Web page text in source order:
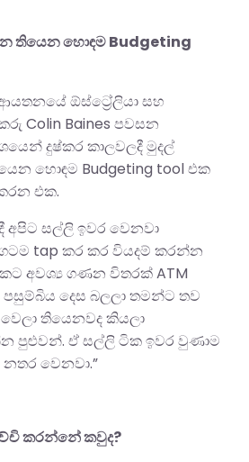
තියෙන හොඳම Budgeting
ඕස්ට්‍රේලියා සහ
Colin Baines පවසන
දුෂ්කර කාලවලදී මුදල්
හොඳම Budgeting tool එක
එක.
අපිට සල්ලි ඉවර වෙනවා
tap කර කර වියදම් කරන්න
අවශ්‍ය ගණන විතරක් ATM
දෙස බලලා තමන්ට තව
තියෙනවද කියලා
පුළුවන්. ඒ සල්ලි ටික ඉවර වුණාම
වෙනවා.”
කරන්නේ කවුද?